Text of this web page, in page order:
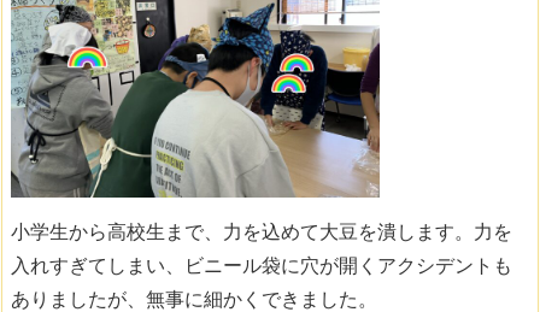
小学生から高校生まで、力を込めて大豆を潰します。力を
入れすぎてしまい、ビニール袋に穴が開くアクシデントも
ありましたが、無事に細かくできました。